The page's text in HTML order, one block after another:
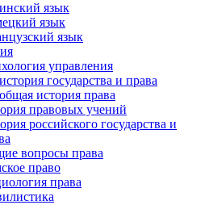
язык
язык
язык
управления
государства и права
история права
правовых учений
российского государства и
вопросы права
право
права